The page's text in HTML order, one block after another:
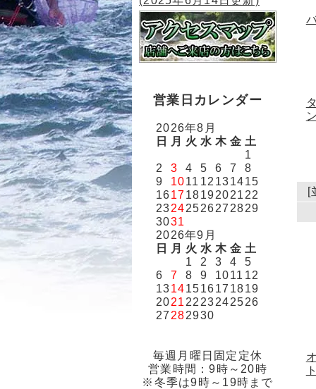
営業日カレンダー
2026年8月
日
月 火 水 木 金 土
1
2
3 4 5 6 7
8
9
1011 12 131415
161718192021 22
2324252627 2829
3031
2026年9月
日
月 火 水 木 金 土
1
2 3 4
5
6
7 8 9 1011 12
1314151617 1819
2021 22 23242526
27 282930
毎週月曜日固定定休
営業時間：9時～20時
※冬季は9時～19時まで
[